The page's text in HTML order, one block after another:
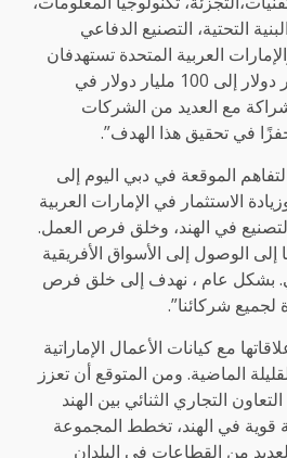
التحتية، التصنيع الدفاعي
العربية المتحدة تستهدفان
زيادة التجارة من 60 مليار دولار إلى 100 مليار دولار في
مع العديد من الشركات
في تحقيق هذا الهدف”.
الموقعة في دبي اليوم إلى
الاستثمار في الإمارات العربية
في الهند، وخلق فرص العمل.
الوصول إلى الأسواق الأفريقية
بشكل عام ، نهدف إلى خلق فرص
لجميع شركائنا”.
مع كيانات الأعمال الإماراتية
الماضية. ومن المتوقع أن تعزز
التجاري الثنائي بين الهند
قوية في الهند، تخطط المجموعة
من القطاعات في البلدان